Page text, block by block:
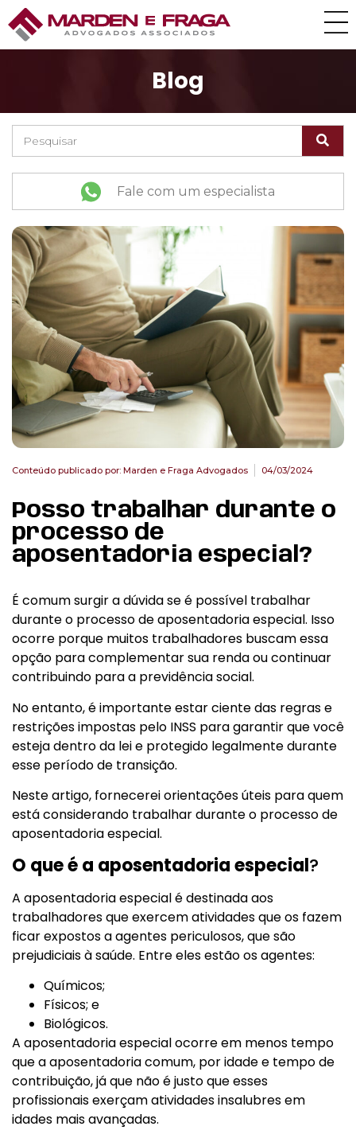
Blog
Fale com um especialista
Conteúdo publicado por: Marden e Fraga Advogados 04/03/2024
Posso trabalhar durante o
processo de
aposentadoria especial?
É comum surgir a dúvida se é possível trabalhar
durante o processo de aposentadoria especial. Isso
ocorre porque muitos trabalhadores buscam essa
opção para complementar sua renda ou continuar
contribuindo para a previdência social.
No entanto, é importante estar ciente das regras e
restrições impostas pelo INSS para garantir que você
esteja dentro da lei e protegido legalmente durante
esse período de transição.
Neste artigo, fornecerei orientações úteis para quem
está considerando trabalhar durante o processo de
aposentadoria especial.
O que é a aposentadoria especial?
A aposentadoria especial é destinada aos
trabalhadores que exercem atividades que os fazem
ficar expostos a agentes periculosos, que são
prejudiciais à saúde. Entre eles estão os agentes:
Químicos;
Físicos; e
Biológicos.
A aposentadoria especial ocorre em menos tempo
que a aposentadoria comum, por idade e tempo de
contribuição, já que não é justo que esses
profissionais exerçam atividades insalubres em
idades mais avançadas.